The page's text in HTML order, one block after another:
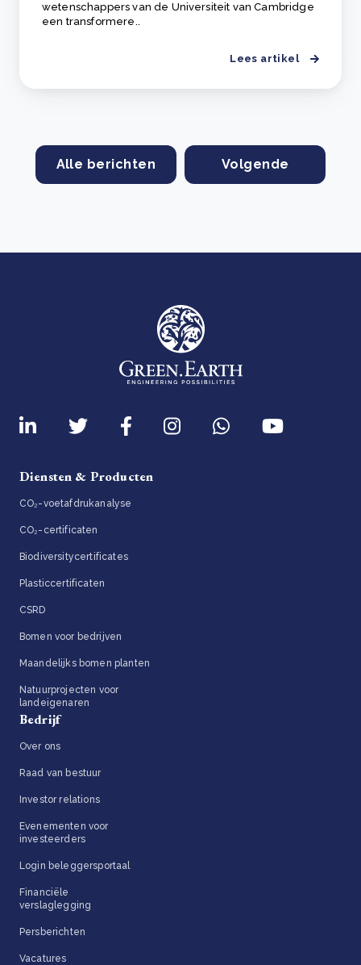
wetenschappers van de Universiteit van Cambridge
een transformere..
Lees artikel
Alle berichten Volgende
Diensten & Producten
CO₂-voetafdrukanalyse
CO₂-certificaten
Biodiversitycertificates
Plasticcertificaten
CSRD
Bomen voor bedrijven
Maandelijks bomen planten
Natuurprojecten voor
landeigenaren
Bedrijf
Over ons
Raad van bestuur
Investor relations
Evenementen voor
investeerders
Login beleggersportaal
Financiële
verslaglegging
Persberichten
Vacatures